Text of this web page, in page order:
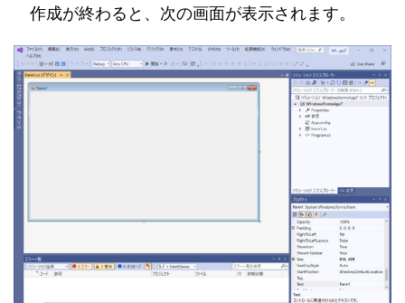
作成が終わると、次の画面が表示されます。